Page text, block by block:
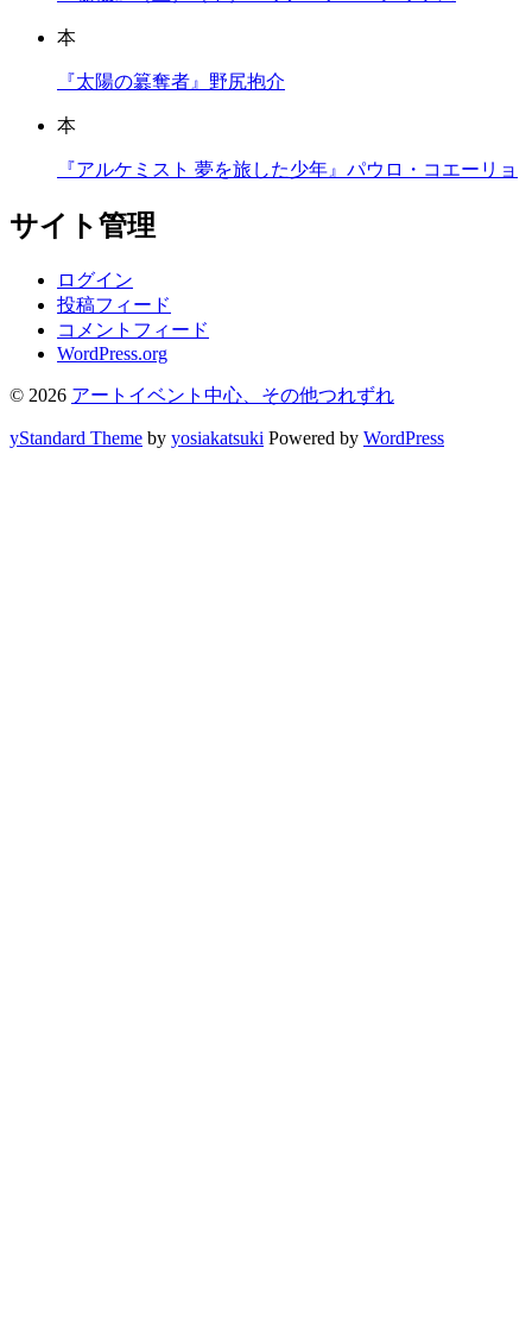
本
『太陽の簒奪者』野尻抱介
本
『アルケミスト 夢を旅した少年』パウロ・コエーリョ
サイト管理
ログイン
投稿フィード
コメントフィード
WordPress.org
© 2026 アートイベント中心、その他つれずれ
yStandard Theme by yosiakatsuki Powered by WordPress